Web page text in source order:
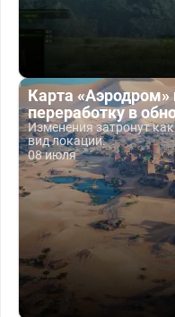
Карта
переработку в
Изменения затронут
вид локации.
08 июля